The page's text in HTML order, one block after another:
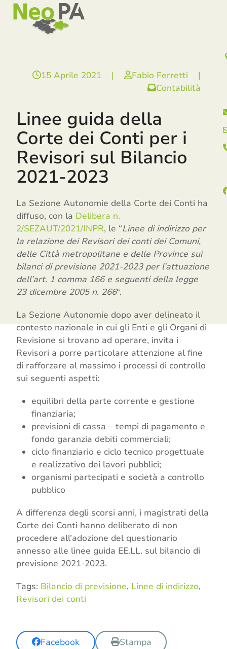
SkipOpen
mobile
menu
Close
mobile
menu
15 Aprile 2021 | Fabio Ferretti
|
Contabilità
Linee guida della
Corte dei Conti per i
Revisori sul Bilancio
2021-2023
La Sezione Autonomie della Corte dei Conti ha
diffuso, con la Delibera n.
2/SEZAUT/2021/INPR, le “Linee di indirizzo per
la relazione dei Revisori dei conti dei Comuni,
delle Città metropolitane e delle Province sui
bilanci di previsione 2021-2023 per l’attuazione
dell’art. 1 comma 166 e seguenti della legge
23 dicembre 2005 n. 266“.
La Sezione Autonomie dopo aver delineato il
contesto nazionale in cui gli Enti e gli Organi di
Revisione si trovano ad operare, invita i
Revisori a porre particolare attenzione al fine
di rafforzare al massimo i processi di controllo
sui seguenti aspetti:
equilibri della parte corrente e gestione
finanziaria;
previsioni di cassa – tempi di pagamento e
fondo garanzia debiti commerciali;
ciclo finanziario e ciclo tecnico progettuale
e realizzativo dei lavori pubblici;
organismi partecipati e società a controllo
pubblico
A differenza degli scorsi anni, i magistrati della
Corte dei Conti hanno deliberato di non
procedere all’adozione del questionario
annesso alle linee guida EE.LL. sul bilancio di
previsione 2021-2023.
Tags: Bilancio di previsione, Linee di indirizzo,
Revisori dei conti
Facebook
Stampa